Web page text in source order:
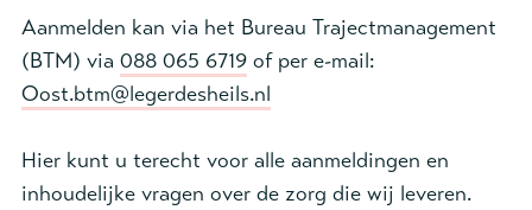
Aanmelden kan via het Bureau Trajectmanagement
(BTM) via 088 065 6719 of per e-mail:
Oost.btm@legerdesheils.nl
Hier kunt u terecht voor alle aanmeldingen en
inhoudelijke vragen over de zorg die wij leveren.